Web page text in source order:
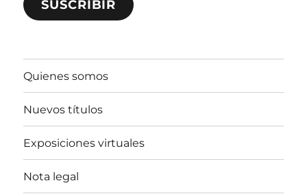
electrónico
SUSCRIBIR
Quienes somos
Nuevos títulos
Exposiciones virtuales
Nota legal